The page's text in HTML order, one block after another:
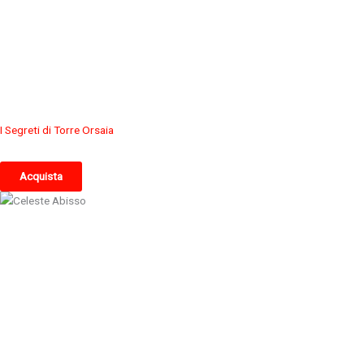
I Segreti di Torre Orsaia
Acquista